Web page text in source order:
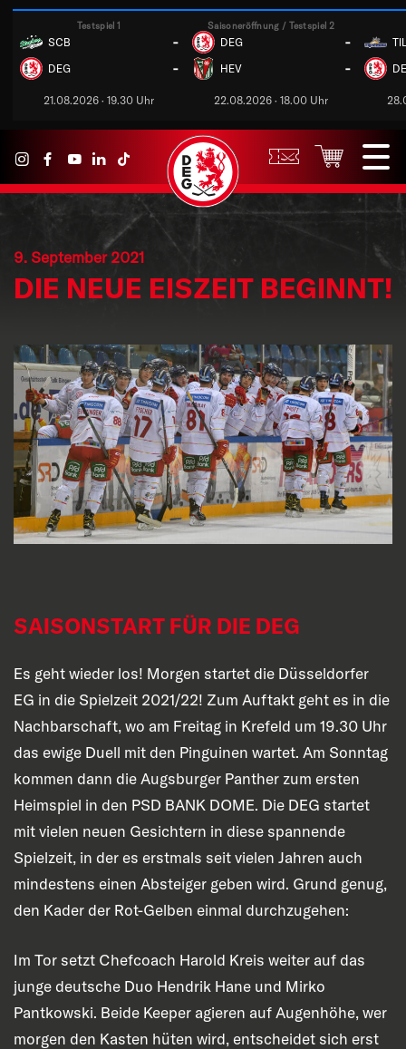
Testspiel 1
SCB -
DEG -
21.08.2026 · 19.30 Uhr
Saisoneröffnung / Testspiel 2
DEG -
HEV -
22.08.2026 · 18.00 Uhr
TIL
9. September 2021
DIE NEUE EISZEIT BEGINNT!
SAISONSTART FÜR DIE DEG
Es geht wieder los! Morgen startet die Düsseldorfer
EG in die Spielzeit 2021/22! Zum Auftakt geht es in die
Nachbarschaft, wo am Freitag in Krefeld um 19.30 Uhr
das ewige Duell mit den Pinguinen wartet. Am Sonntag
kommen dann die Augsburger Panther zum ersten
Heimspiel in den PSD BANK DOME. Die DEG startet
mit vielen neuen Gesichtern in diese spannende
Spielzeit, in der es erstmals seit vielen Jahren auch
mindestens einen Absteiger geben wird. Grund genug,
den Kader der Rot-Gelben einmal durchzugehen:
Im Tor setzt Chefcoach Harold Kreis weiter auf das
junge deutsche Duo Hendrik Hane und Mirko
Pantkowski. Beide Keeper agieren auf Augenhöhe, wer
morgen den Kasten hüten wird, entscheidet sich erst